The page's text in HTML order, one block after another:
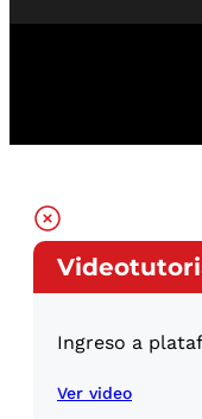
Ingreso a
Ver video